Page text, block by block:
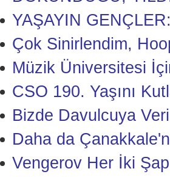
YAŞAYIN
Çok Sinirlendim,
Müzik Üniversitesi
CSO 190. Yaşını
Bizde Davulcuya
Daha da
Vengerov Her İki